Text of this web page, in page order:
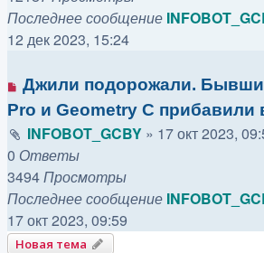
Последнее сообщение
12 дек 2023, 15:24
Джили подорожали.
Pro и Geometry С прибавили
INFOBOT_GCBY » 17 окт 2023,
0 Ответы
3494Просмотры
Последнее сообщение
17 окт 2023, 09:59
Новая тема